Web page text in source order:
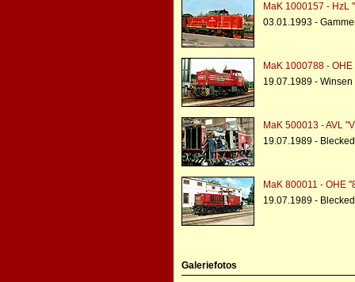
MaK 1000157 - HzL
03.01.1993 -
MaK 1000788 -
19.07.1989 -
MaK 500013 - AVL
19.07.1989 -
MaK 800011 - OHE
19.07.1989 -
Galeriefotos